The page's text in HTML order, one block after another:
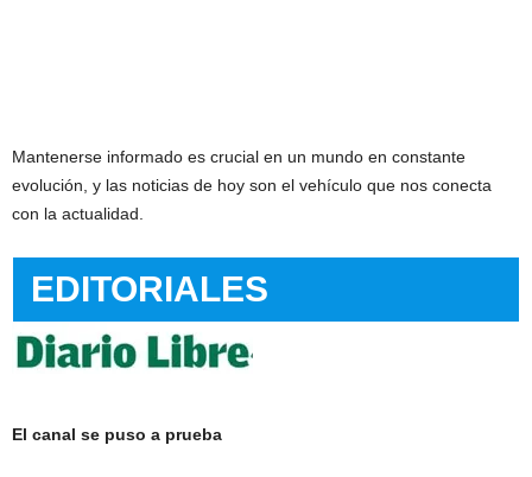
Mantenerse informado es crucial en un mundo en constante
evolución, y las noticias de hoy son el vehículo que nos conecta
con la actualidad.
EDITORIALES
El canal se puso a prueba